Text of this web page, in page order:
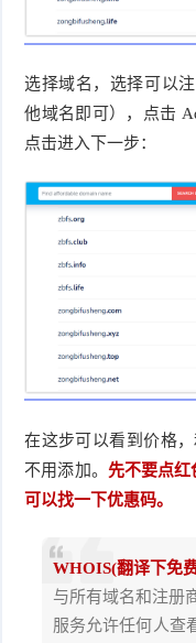
选择域名，选择可以
他域名即可），点击
点击进入下一步：
在这步可以看到价格
不用添加。 先不要点红
可以找一下优惠码。
WHOIS(翻译下免
与所有域名和注册
服务允许任何人查